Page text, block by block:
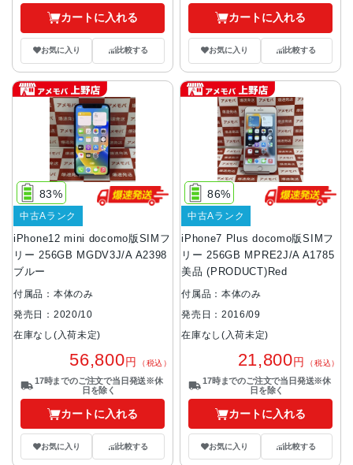
カートに入れる
お気に入り 比較する
カートに入れる
お気に入り 比較する
iPhone12 mini docomo版SIMフ
リー 256GB MGDV3J/A A2398
ブルー
83%
中古Aランク
付属品：本体のみ
発売日：2020/10
在庫なし(入荷未定)
56,800円 （税込）
17時までのご注文で当日発送※休
日を除く
カートに入れる
お気に入り 比較する
iPhone7 Plus docomo版SIMフ
リー 256GB MPRE2J/A A1785
美品 (PRODUCT)Red
86%
中古Aランク
付属品：本体のみ
発売日：2016/09
在庫なし(入荷未定)
21,800円 （税込）
17時までのご注文で当日発送※休
日を除く
カートに入れる
お気に入り 比較する